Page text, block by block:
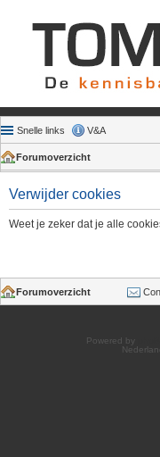
Snelle links V&A
Forumoverzicht
Verwijder cookies
Weet je zeker dat je alle
Forumoverzicht
Powered by